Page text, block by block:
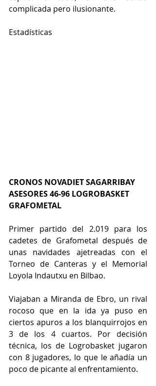
complicada pero ilusionante.
Estadísticas
CRONOS NOVADIET SAGARRIBAY
ASESORES 46-96 LOGROBASKET
GRAFOMETAL
Primer partido del 2.019 para los
cadetes de Grafometal después de
unas navidades ajetreadas con el
Torneo de Canteras y el Memorial
Loyola Indautxu en Bilbao.
Viajaban a Miranda de Ebro, un rival
rocoso que en la ida ya puso en
ciertos apuros a los blanquirrojos en
3 de los 4 cuartos. Por decisión
técnica, los de Logrobasket jugaron
con 8 jugadores, lo que le añadía un
poco de picante al enfrentamiento.